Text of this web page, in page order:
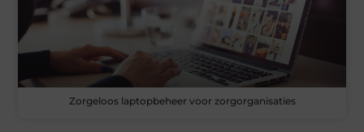
Zorgeloos laptopbeheer voor zorgorganisaties